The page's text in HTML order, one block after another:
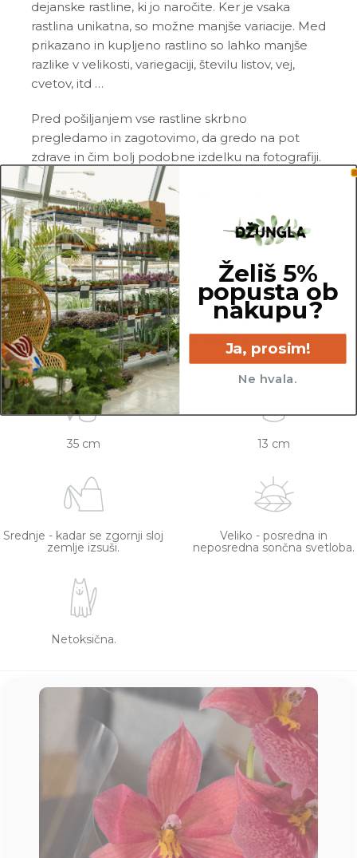
dejanske rastline, ki jo naročite. Ker je vsaka
rastlina unikatna, so možne manjše variacije. Med
prikazano in kupljeno rastlino so lahko manjše
razlike v velikosti, variegaciji, številu listov, vej,
cvetov, itd …
Pred pošiljanjem vse rastline skrbno
pregledamo in zagotovimo, da gredo na pot
zdrave in čim bolj podobne izdelku na fotografiji.
Vse rastline so primarno v plastičnih sadilnih
lončkih. Okrasni lonec ni vključen v ceno.
Rastline so v kategorijo Netoksične/prijazne za
živali uvrščene na podlagi dostopnih spletnih
virov. Netoksične rastline so lahko še vedno
toksične za specifično vrsto živali, zato se pred
nakupom posvetujte z veterinarjem.
35 cm 13 cm
Srednje - kadar se zgornji sloj
zemlje izsuši.
Veliko - posredna in
neposredna sončna svetloba.
Netoksična.
Želiš 5%
popusta ob
nakupu?
Ja, prosim!
Ne hvala.